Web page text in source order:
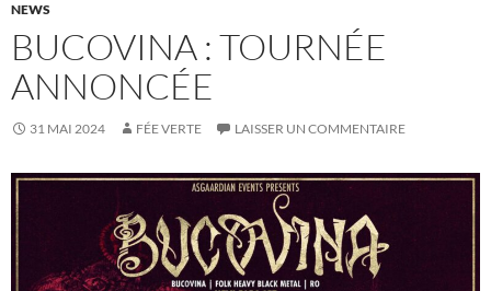
NEWS
BUCOVINA : TOURNÉE
ANNONCÉE
31 MAI 2024 FÉE VERTE LAISSER UN COMMENTAIRE